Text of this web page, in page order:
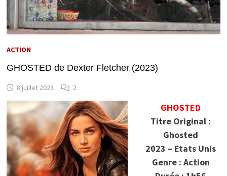
ACTION
GHOSTED de Dexter Fletcher (2023)
8 juillet 2023 2
GHOSTED
Titre Original :
Ghosted
2023 – Etats Unis
Genre : Action